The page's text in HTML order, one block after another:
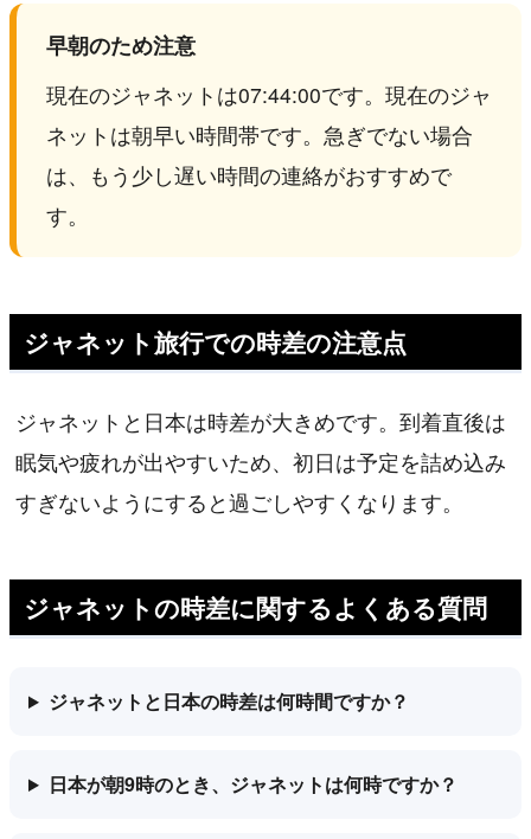
早朝のため注意
現在のジャネットは07:44:00です。現在のジャ
ネットは朝早い時間帯です。急ぎでない場合
は、もう少し遅い時間の連絡がおすすめで
す。
ジャネット旅行での時差の注意点
ジャネットと日本は時差が大きめです。到着直後は
眠気や疲れが出やすいため、初日は予定を詰め込み
すぎないようにすると過ごしやすくなります。
ジャネットの時差に関するよくある質問
ジャネットと日本の時差は何時間ですか？
日本が朝9時のとき、ジャネットは何時ですか？